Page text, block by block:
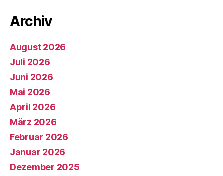
Archiv
August 2026
Juli 2026
Juni 2026
Mai 2026
April 2026
März 2026
Februar 2026
Januar 2026
Dezember 2025